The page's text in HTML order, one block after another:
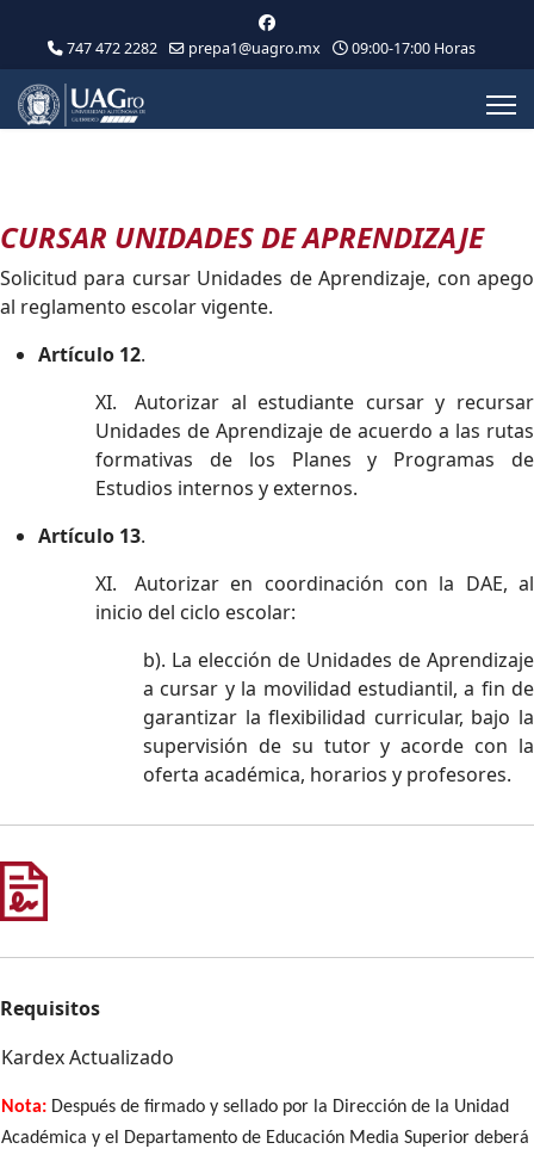
747 472 2282 prepa1@uagro.mx 09:00-17:00 Horas
CURSAR UNIDADES DE APRENDIZAJE
Solicitud para cursar Unidades de Aprendizaje, con apego
al reglamento escolar vigente.
Artículo 12.
XI.
Autorizar al estudiante cursar y recursar
Unidades de Aprendizaje de acuerdo a las rutas
formativas de los Planes y Programas de
Estudios internos y externos.
Artículo 13.
XI.
Autorizar en coordinación con la DAE, al
inicio del ciclo escolar:
b). La elección de Unidades de Aprendizaje
a cursar y la movilidad estudiantil, a fin de
garantizar la flexibilidad curricular, bajo la
supervisión de su tutor y acorde con la
oferta académica, horarios y profesores.
Requisitos
Kardex Actualizado
Nota: Después de firmado y sellado por la Dirección de la Unidad
Académica y el Departamento de Educación Media Superior deberá